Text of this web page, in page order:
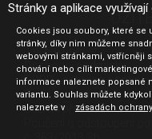
Jak nakupovat
Obchodní podmínky
GDPR - ochrana
Profil zadavatele
Sdělení před uzavřením
Stránky a aplikace
Cookies jsou soubory, které se
stránky, díky nim můžeme
webovými stránkami, vstřícněji
chování nebo cílit
informace naleznete popsané
variantu. Souhlas můžete
naleznete v
zásadách